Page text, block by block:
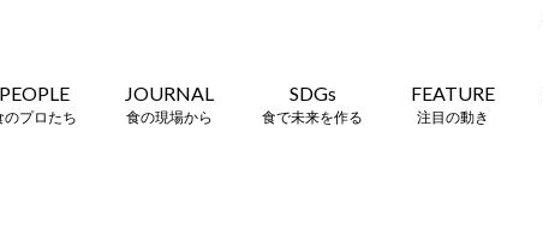
PEOPLE
のプロたち
JOURNAL
食の現場から
SDGs
食で未来を作る
FEATURE
注目の動き